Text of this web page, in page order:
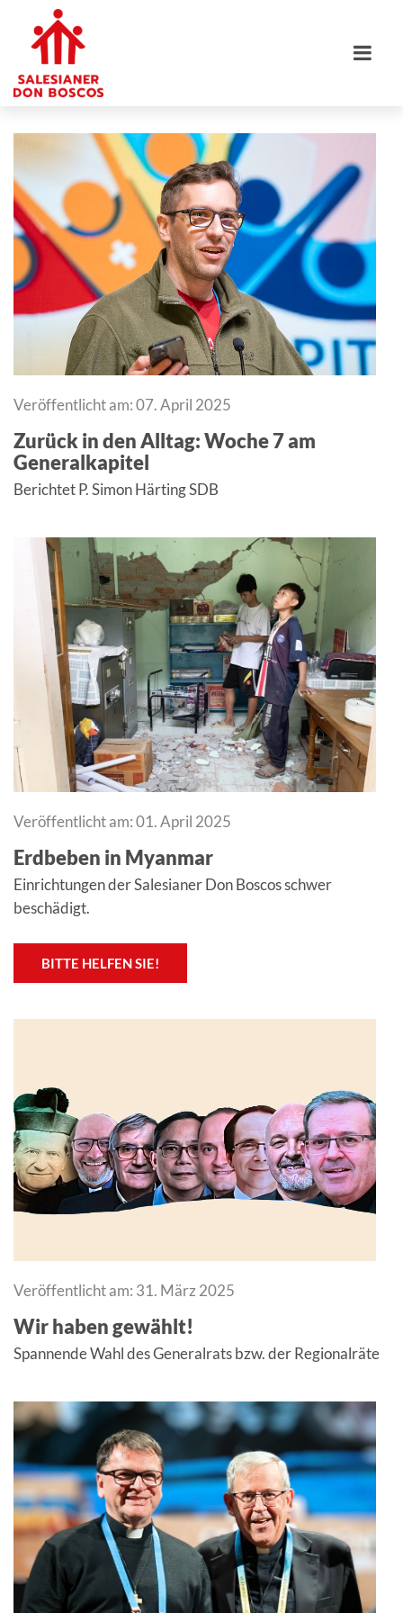
Veröffentlicht am: 07. April 2025
Zurück in den Alltag: Woche 7 am
Generalkapitel
Berichtet P. Simon Härting SDB
Veröffentlicht am: 01. April 2025
Erdbeben in Myanmar
Einrichtungen der Salesianer Don Boscos schwer
beschädigt.
BITTE HELFEN SIE!
Veröffentlicht am: 31. März 2025
Wir haben gewählt!
Spannende Wahl des Generalrats bzw. der Regionalräte